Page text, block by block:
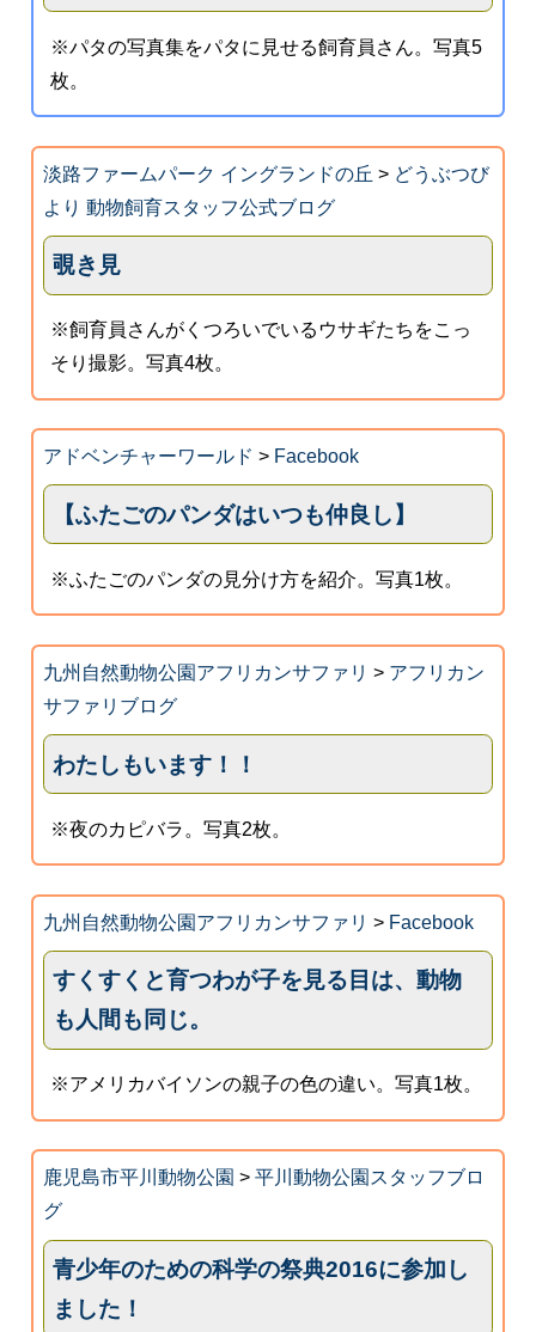
※パタの写真集をパタに見せる飼育員さん。写真5
枚。
淡路ファームパーク イングランドの丘 > どうぶつび
より 動物飼育スタッフ公式ブログ
覗き見
※飼育員さんがくつろいでいるウサギたちをこっ
そり撮影。写真4枚。
アドベンチャーワールド > Facebook
【ふたごのパンダはいつも仲良し】
※ふたごのパンダの見分け方を紹介。写真1枚。
九州自然動物公園アフリカンサファリ > アフリカン
サファリブログ
わたしもいます！！
※夜のカピバラ。写真2枚。
九州自然動物公園アフリカンサファリ > Facebook
すくすくと育つわが子を見る目は、動物
も人間も同じ。
※アメリカバイソンの親子の色の違い。写真1枚。
鹿児島市平川動物公園 > 平川動物公園スタッフブロ
グ
青少年のための科学の祭典2016に参加し
ました！